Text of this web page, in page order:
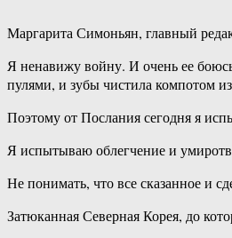
Маргарита Симоньян, главный
Я ненавижу войну. И очень ее
пулями, и зубы чистила компотом
Поэтому от Послания сегодня я
Я испытываю облегчение и
Не понимать, что все сказанное и
Затюканная Северная Корея, до